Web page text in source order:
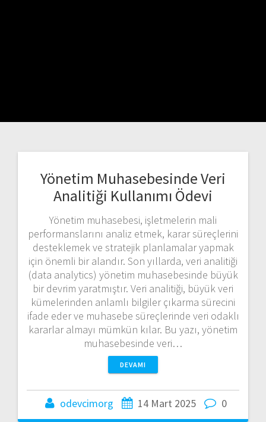
Yönetim Muhasebesinde Veri
Analitiği Kullanımı Ödevi
Yönetim muhasebesi, işletmelerin mali
performanslarını analiz etmek, karar süreçlerini
desteklemek ve stratejik planlamalar yapmak
için önemli bir alandır. Son yıllarda, veri analitiği
(data analytics) yönetim muhasebesinde büyük
bir devrim yaratmıştır. Veri analitiği, büyük veri
kümelerinden anlamlı bilgiler çıkarma sürecini
ifade eder ve muhasebe süreçlerinde veri odaklı
kararlar almayı mümkün kılar. Bu yazı, yönetim
muhasebesinde veri…
DEVAMI
odevcimorg 14 Mart 2025 0